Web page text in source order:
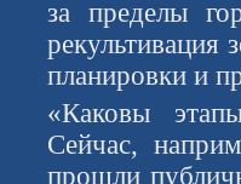
за пределы
рекультивация
планировки и
«Каковы
Сейчас,
прошли